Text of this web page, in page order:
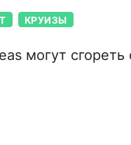
КРУИЗЫ
могут